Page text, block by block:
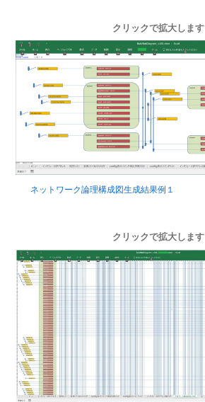
クリックで拡大します
ネットワーク論理構成図生成結果例１
クリックで拡大します